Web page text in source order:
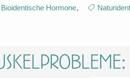
Bioidentische Hormone,